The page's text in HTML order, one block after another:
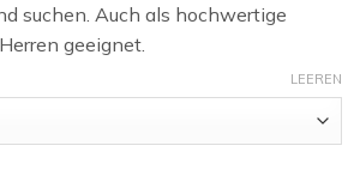
suchen. Auch als hochwertige
geeignet.
LEEREN